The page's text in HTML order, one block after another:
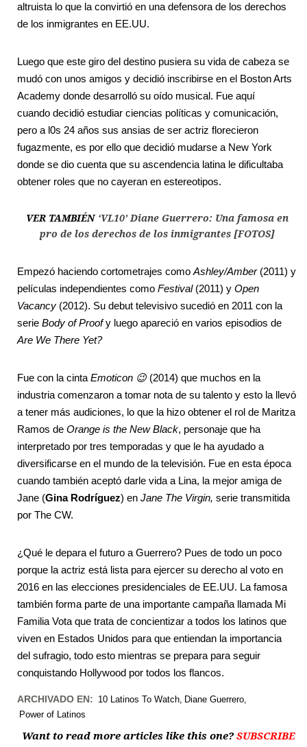
altruista lo que la convirtió en una defensora de los derechos
de los inmigrantes en EE.UU.
Luego que este giro del destino pusiera su vida de cabeza se
mudó con unos amigos y decidió inscribirse en el Boston Arts
Academy donde desarrolló su oído musical. Fue aquí
cuando decidió estudiar ciencias políticas y comunicación,
pero a l0s 24 años sus ansias de ser actriz florecieron
fugazmente, es por ello que decidió mudarse a New York
donde se dio cuenta que su ascendencia latina le dificultaba
obtener roles que no cayeran en estereotipos.
VER TAMBIÉN ‘VL10’ Diane Guerrero: Una famosa en
pro de los derechos de los inmigrantes [FOTOS]
Empezó haciendo cortometrajes como Ashley/Amber(2011) y
películas independientes como Festival(2011) y Open
Vacancy (2012). Su debut televisivo sucedió en 2011 con la
serie Body of Proofy luego apareció en varios episodios de
Are We There Yet?
Fue con la cinta Emoticon 😉 (2014) que muchos en la
industria comenzaron a tomar nota de su talento y esto la llevó
a tener más audiciones, lo que la hizo obtener el rol de Maritza
Ramos de Orange is the New Black, personaje que ha
interpretado por tres temporadas y que le ha ayudado a
diversificarse en el mundo de la televisión. Fue en esta época
cuando también aceptó darle vida a Lina, la mejor amiga de
Jane (Gina Rodríguez) en Jane The Virgin, serie transmitida
por The CW.
¿Qué le depara el futuro a Guerrero? Pues de todo un poco
porque la actriz está lista para ejercer su derecho al voto en
2016 en las elecciones presidenciales de EE.UU. La famosa
también forma parte de una importante campaña llamada Mi
Familia Vota que trata de concientizar a todos los latinos que
viven en Estados Unidos para que entiendan la importancia
del sufragio, todo esto mientras se prepara para seguir
conquistando Hollywood por todos los flancos.
ARCHIVADO EN: 10 Latinos To Watch Diane Guerrero
Power of Latinos
Want to read more articles like this one?SUBSCRIBE